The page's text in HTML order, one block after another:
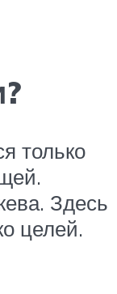
только
Здесь
целей.